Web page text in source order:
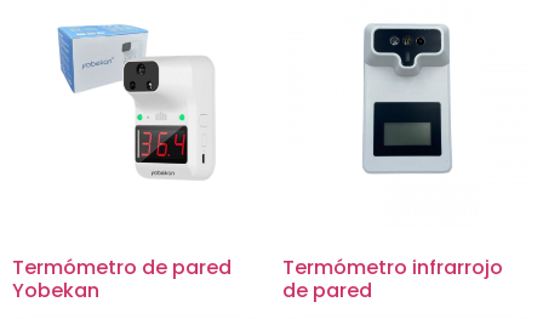
Termómetro de pared
Yobekan
Termómetro infrarrojo
de pared